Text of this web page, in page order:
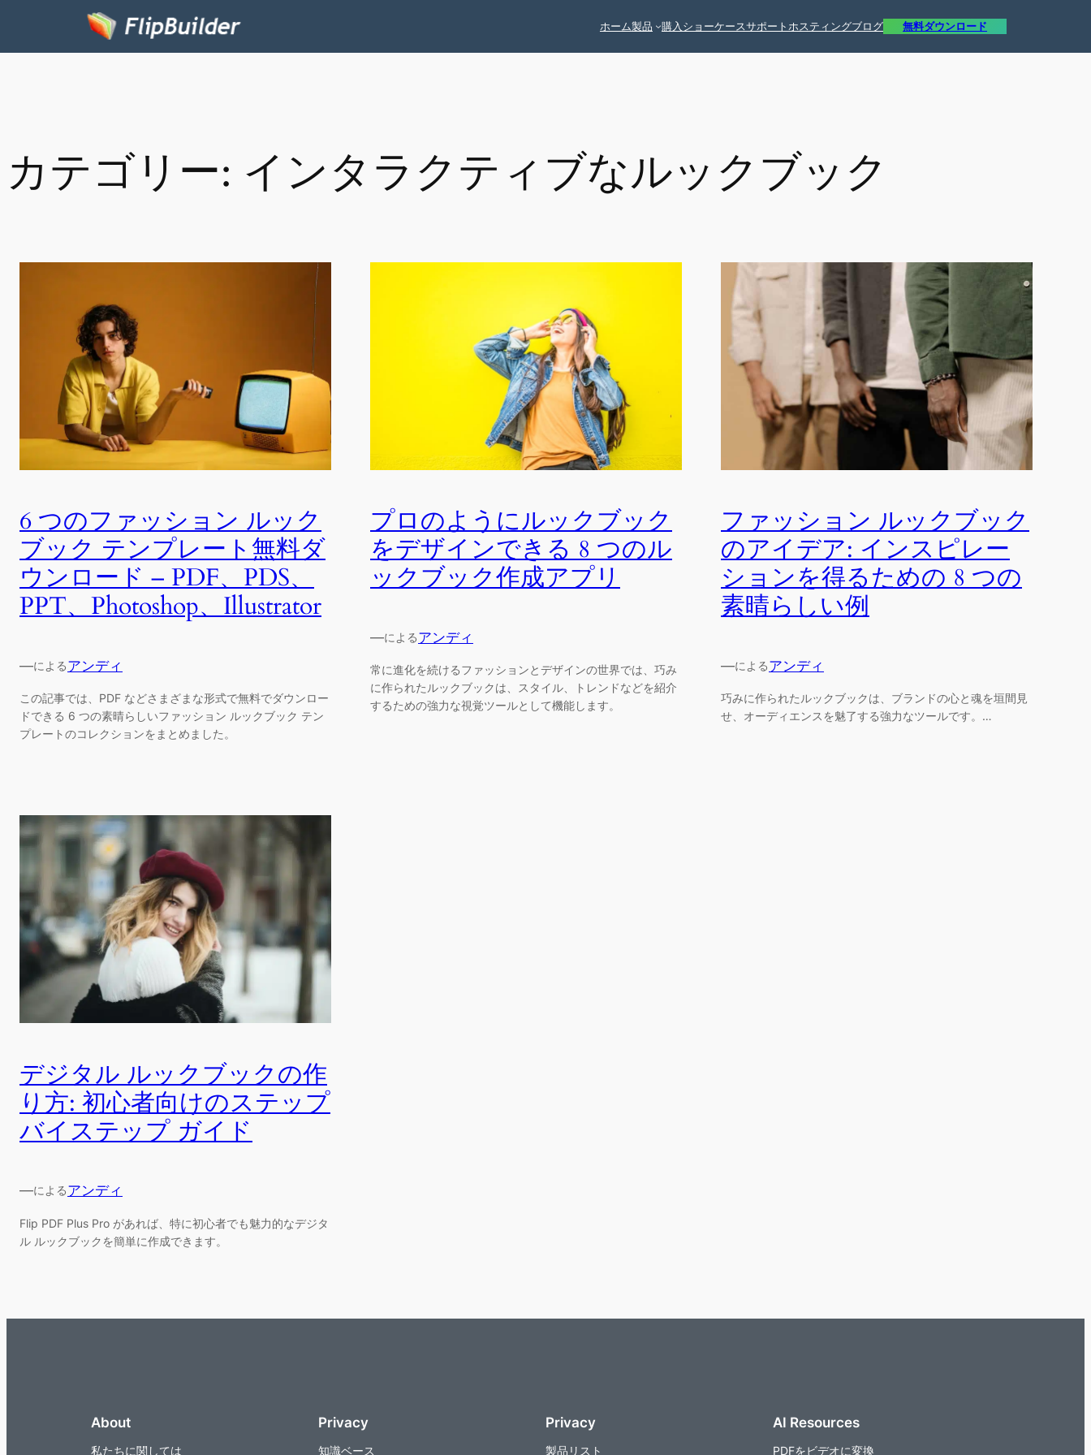
ホーム製品 購入ショーケースサポートホスティングブログ 無料ダウンロード
カテゴリー: インタラクティブなルックブック
6 つのファッション ルック
ブック テンプレート無料ダ
ウンロード – PDF、PDS、
PPT、Photoshop、Illustrator
—によるアンディ
この記事では、PDF などさまざまな形式で無料でダウンロー
ドできる 6 つの素晴らしいファッション ルックブック テン
プレートのコレクションをまとめました。
プロのようにルックブック
をデザインできる 8 つのル
ックブック作成アプリ
—によるアンディ
常に進化を続けるファッションとデザインの世界では、巧み
に作られたルックブックは、スタイル、トレンドなどを紹介
するための強力な視覚ツールとして機能します。
ファッション ルックブック
のアイデア: インスピレー
ションを得るための 8 つの
素晴らしい例
—によるアンディ
巧みに作られたルックブックは、ブランドの心と魂を垣間見
せ、オーディエンスを魅了する強力なツールです。…
デジタル ルックブックの作
り方: 初心者向けのステップ
バイステップ ガイド
—によるアンディ
Flip PDF Plus Pro があれば、特に初心者でも魅力的なデジタ
ル ルックブックを簡単に作成できます。
About
私たちに関しては
Privacy
知識ベース
Privacy
製品リスト
AI Resources
PDFをビデオに変換